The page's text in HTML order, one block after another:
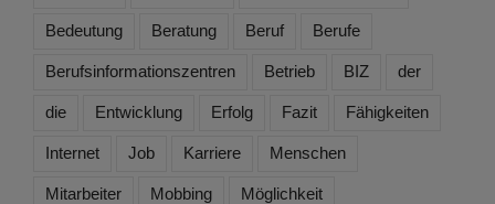
Bedeutung Beratung Beruf Berufe
Berufsinformationszentren Betrieb BIZ der
die Entwicklung Erfolg Fazit Fähigkeiten
Internet Job Karriere Menschen
Mitarbeiter Mobbing Möglichkeit